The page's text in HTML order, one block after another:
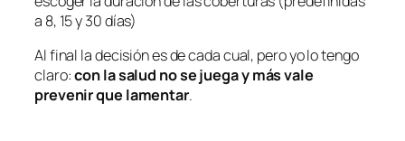
a 8, 15 y 30 días)
Al final la decisión es de cada cual, pero yo lo tengo
claro:con la salud no se juega y más vale
prevenir que lamentar.